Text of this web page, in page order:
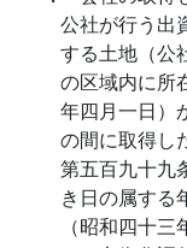
公社が行う出
する土地（公
の区域内に所
年四月一日）
の間に取得し
第五百九十九
き日の属する
（昭和四十